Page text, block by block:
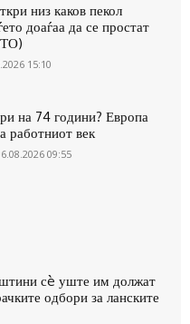
низ каков пекол
доаѓаа да се простат
15:10
на 74 години? Европа
работниот век
09:55
сè уште им должат
одбори за ланските